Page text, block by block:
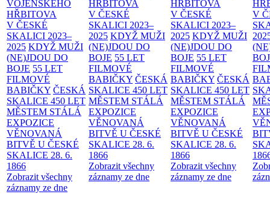
VOJENSKÉHO
HŘBITOVA
V ČESKÉ
SKALICI 2023–
2025 KDYŽ MUŽI
(NE)JDOU DO
BOJE 55 LET
FILMOVÉ
BABIČKY ČESKÁ
SKALICE 450 LET
MĚSTEM STÁLÁ
EXPOZICE
VĚNOVANÁ
BITVĚ U ČESKÉ
SKALICE 28. 6.
1866
Zobrazit všechny
záznamy ze dne
HŘBITOVA
V ČESKÉ
SKALICI 2023–
2025 KDYŽ MUŽI
(NE)JDOU DO
BOJE 55 LET
FILMOVÉ
BABIČKY ČESKÁ
SKALICE 450 LET
MĚSTEM STÁLÁ
EXPOZICE
VĚNOVANÁ
BITVĚ U ČESKÉ
SKALICE 28. 6.
1866
Zobrazit všechny
záznamy ze dne
HŘBITOVA
V ČESKÉ
SKALICI 2023–
2025 KDYŽ MUŽI
(NE)JDOU DO
BOJE 55 LET
FILMOVÉ
BABIČKY ČESKÁ
SKALICE 450 LET
MĚSTEM STÁLÁ
EXPOZICE
VĚNOVANÁ
BITVĚ U ČESKÉ
SKALICE 28. 6.
1866
Zobrazit všechny
záznamy ze dne
V